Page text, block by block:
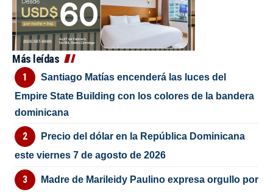
Más leídas
Santiago Matías encenderá las luces del
Empire State Building con los colores de la bandera
dominicana
Precio del dólar en la República Dominicana
este viernes 7 de agosto de 2026
Madre de Marileidy Paulino expresa orgullo por